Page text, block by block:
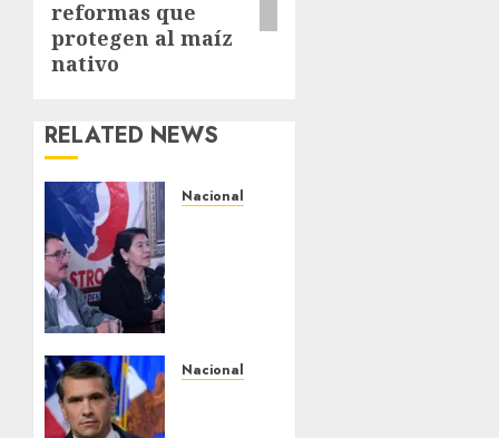
reformas que
protegen al maíz
nativo
RELATED NEWS
Nacional
Fidel”
Nacional